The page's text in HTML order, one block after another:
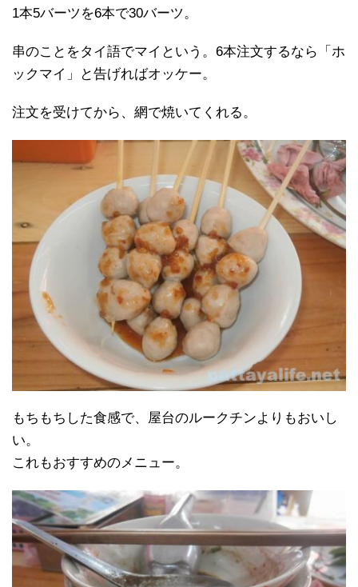
1本5バーツを6本で30バーツ。
串のことをタイ語でマイという。6本注文するなら「ホ
ックマイ」と告げればオッケー。
注文を受けてから、網で焼いてくれる。
もちもちした食感で、屋台のルークチンよりもおいし
い。
これもおすすめのメニュー。